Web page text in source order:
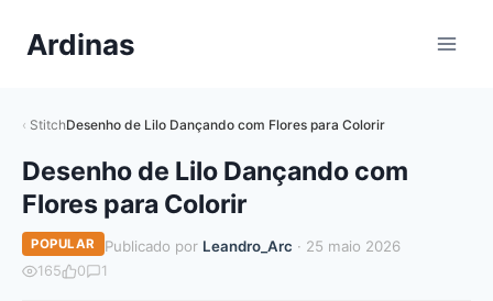
paraArdinas
StitchDesenho de Lilo Dançando com Flores para Colorir
Desenho de Lilo Dançando com
Flores para Colorir
POPULAR Publicado por Leandro_Arc · 25 maio 2026
165 0 1